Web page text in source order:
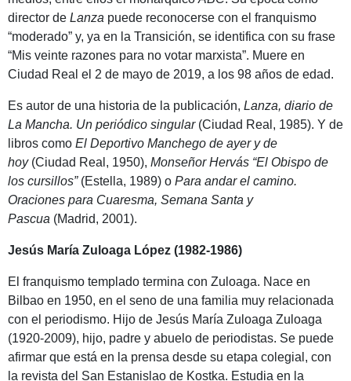
director de Lanza puede reconocerse con el franquismo
“moderado” y, ya en la Transición, se identifica con su frase
“Mis veinte razones para no votar marxista”. Muere en
Ciudad Real el 2 de mayo de 2019, a los 98 años de edad.
Es autor de una historia de la publicación, Lanza, diario de
La Mancha. Un periódico singular(Ciudad Real, 1985). Y de
libros como El Deportivo Manchego de ayer y de
hoy(Ciudad Real, 1950), Monseñor Hervás “El Obispo de
los cursillos”(Estella, 1989) o Para andar el camino.
Oraciones para Cuaresma, Semana Santa y
Pascua (Madrid, 2001).
Jesús María Zuloaga López (1982-1986)
El franquismo templado termina con Zuloaga. Nace en
Bilbao en 1950, en el seno de una familia muy relacionada
con el periodismo. Hijo de Jesús María Zuloaga Zuloaga
(1920-2009), hijo, padre y abuelo de periodistas. Se puede
afirmar que está en la prensa desde su etapa colegial, con
la revista del San Estanislao de Kostka. Estudia en la